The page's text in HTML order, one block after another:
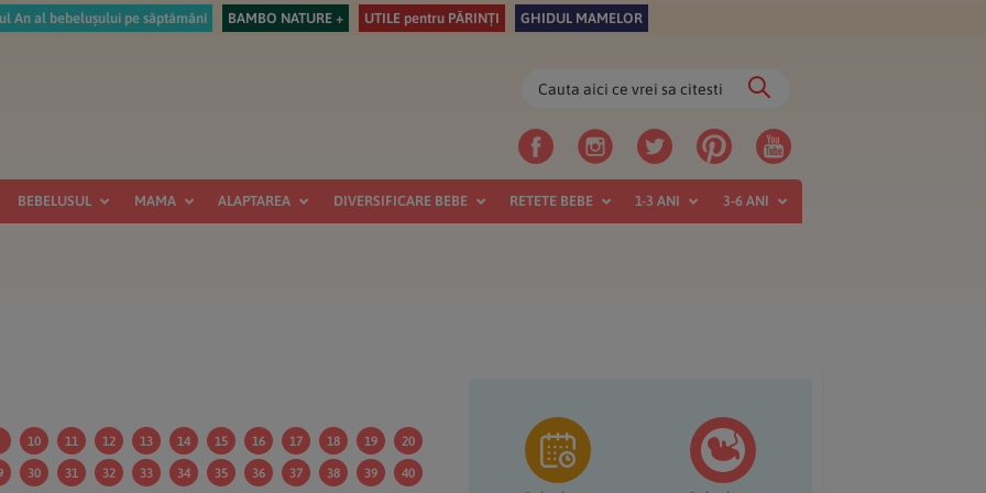
An al bebelușului pe săptămâni BAMBO NATURE + UTILE pentru PĂRINȚI GHIDUL MAMELOR
Cauta
ce
vrei
sa
citesti
BEBELUSUL MAMA ALAPTAREA DIVERSIFICARE BEBE RETETE BEBE 1-3 ANI 3-6 ANI
10 11 12 13 14 15 16 17 18 19 20
30 31 32 33 34 35 36 37 38 39 40
principală